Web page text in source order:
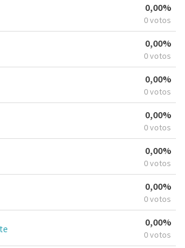
0,00%
0 votos
0,00%
0 votos
0,00%
0 votos
0,00%
0 votos
0,00%
0 votos
0,00%
0 votos
0,00%
0 votos